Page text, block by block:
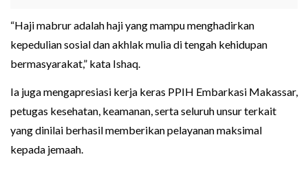
“Haji mabrur adalah haji yang mampu menghadirkan
kepedulian sosial dan akhlak mulia di tengah kehidupan
bermasyarakat,” kata Ishaq.
Ia juga mengapresiasi kerja keras PPIH Embarkasi Makassar,
petugas kesehatan, keamanan, serta seluruh unsur terkait
yang dinilai berhasil memberikan pelayanan maksimal
kepada jemaah.